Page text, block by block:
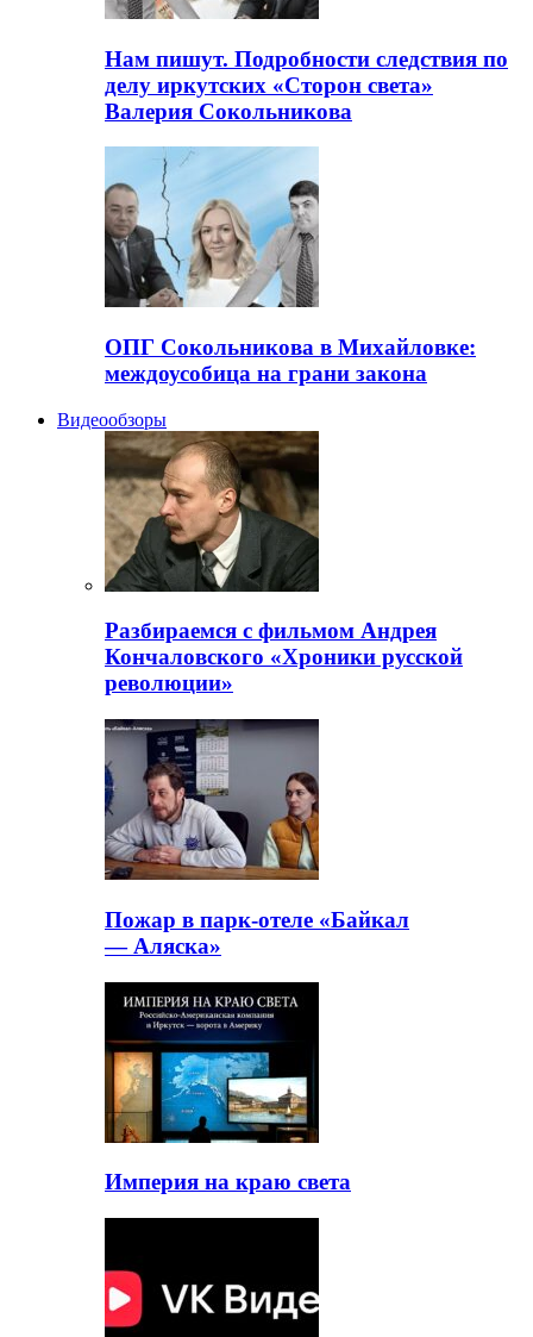
Нам пишут. Подробности следствия по
делу иркутских «Сторон света»
Валерия Сокольникова
ОПГ Сокольникова в Михайловке:
междоусобица на грани закона
Видеообзоры
Разбираемся с фильмом Андрея
Кончаловского «Хроники русской
революции»
Пожар в парк-отеле «Байкал
— Аляска»
Империя на краю света